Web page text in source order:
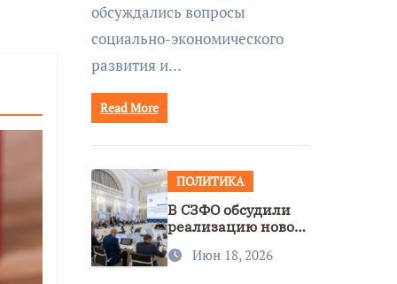
обсуждались вопросы
социально-экономического
развития и…
Read More
ПОЛИТИКА
В СЗФО обсудили
реализацию новой
нацполитики
Июн 18, 2026